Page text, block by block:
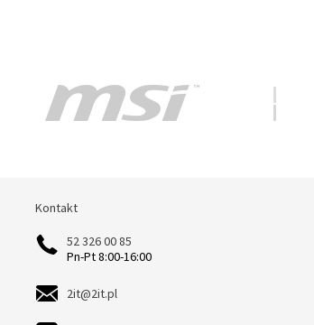
Kontakt
Kontakt
52 326 00 85
Pn-Pt 8:00-16:00
2it@2it.pl